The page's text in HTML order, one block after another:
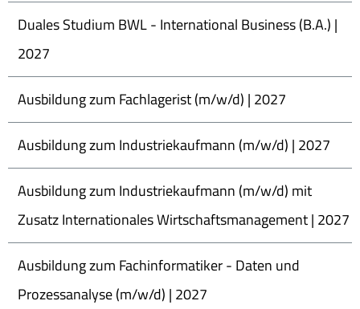
Duales Studium BWL - International Business (B.A.) |
2027
Ausbildung zum Fachlagerist (m/w/d) | 2027
Ausbildung zum Industriekaufmann (m/w/d) | 2027
Ausbildung zum Industriekaufmann (m/w/d) mit
Zusatz Internationales Wirtschaftsmanagement | 2027
Ausbildung zum Fachinformatiker - Daten und
Prozessanalyse (m/w/d) | 2027